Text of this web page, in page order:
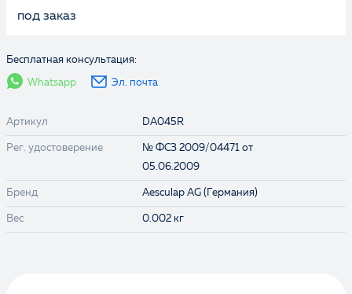
под заказ
Бесплатная консультация:
Whatsapp Эл. почта
Артикул DA045R
Рег. удостоверение
№ ФСЗ 2009/04471 от
05.06.2009
Бренд Aesculap AG (Германия)
Вес 0.002 кг